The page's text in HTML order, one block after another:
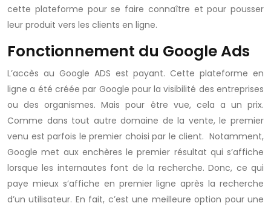
cette plateforme pour se faire connaître et pour pousser
leur produit vers les clients en ligne.
Fonctionnement du Google Ads
L’accès au Google ADS est payant. Cette plateforme en
ligne a été créée par Google pour la visibilité des entreprises
ou des organismes. Mais pour être vue, cela a un prix.
Comme dans tout autre domaine de la vente, le premier
venu est parfois le premier choisi par le client. Notamment,
Google met aux enchères le premier résultat qui s’affiche
lorsque les internautes font de la recherche. Donc, ce qui
paye mieux s’affiche en premier ligne après la recherche
d’un utilisateur. En fait, c’est une meilleure option pour une